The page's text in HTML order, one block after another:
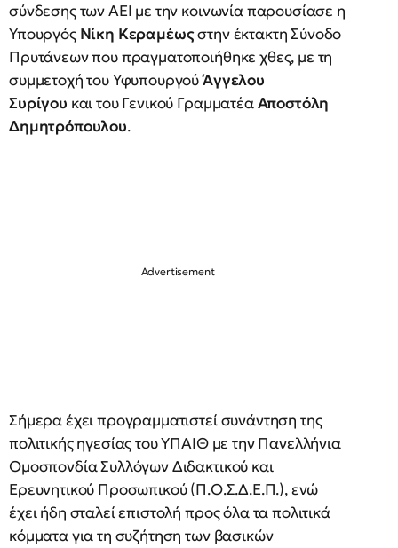
σύνδεσης των ΑΕΙ με την κοινωνία παρουσίασε η
Υπουργός Νίκη Κεραμέωςστην έκτακτη Σύνοδο
Πρυτάνεων που πραγματοποιήθηκε χθες, με τη
συμμετοχή του ΥφυπουργούΆγγελου
Συρίγου και του Γενικού ΓραμματέαΑποστόλη
Δημητρόπουλου.
Σήμερα έχει προγραμματιστεί συνάντηση της
πολιτικής ηγεσίας του ΥΠΑΙΘ με την Πανελλήνια
Ομοσπονδία Συλλόγων Διδακτικού και
Ερευνητικού Προσωπικού (Π.Ο.Σ.Δ.Ε.Π.), ενώ
έχει ήδη σταλεί επιστολή προς όλα τα πολιτικά
κόμματα για τη συζήτηση των βασικών